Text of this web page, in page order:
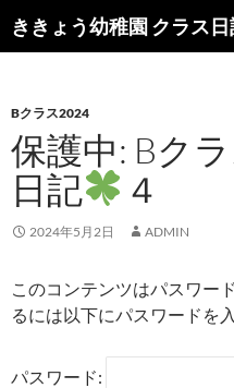
ききょう幼稚園 クラス
索
ン
ツ
へ
ス
キ
ッ
Bクラス2024
保護中: Bク
日記
４
2024年5月2日 ADMIN
このコンテンツはパスワー
るには以下にパスワードを
パスワード: